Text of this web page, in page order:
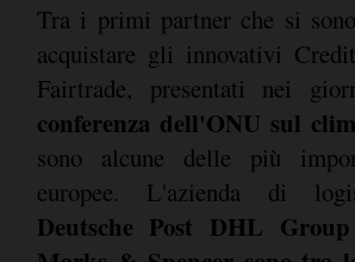
Tra i primi partner che si
acquistare gli innovativi
Fairtrade, presentati nei
conferenza dell'ONU sul
sono alcune delle più
europee. L'azienda di
Deutsche Post DHL